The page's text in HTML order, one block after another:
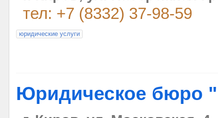
тел: +7 (8332) 37-98-59
юридические услуги
Юридическое бюро